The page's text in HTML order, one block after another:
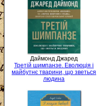
Даймонд Джаред
Третій шимпанзе. Еволюція і
майбутнє тварини, що зветься
людина